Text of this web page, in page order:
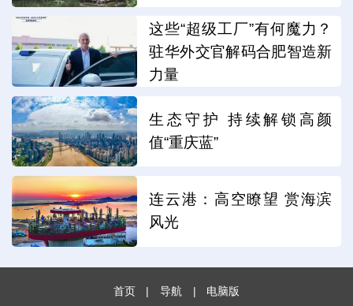
这些“超级工厂”有何魔力？
驻华外交官解码合肥智造新
力量
生态守护 持续解锁高颜
值“重庆蓝”
连云港：高空瞭望 赏海滨
风光
首页 | 导航 | 电脑版